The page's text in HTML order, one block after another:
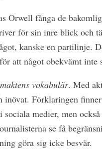
Orwell fånga de
för sin inre blick och
kanske en partilinje.
att något obekvämt inte
vokabulär. Med
Förklaringen
medier, men också
se få
göra sig icke besvär.